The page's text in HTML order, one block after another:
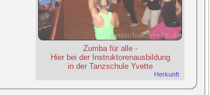
Zumba für alle -
Hier bei der Instruktorenausbildung
in der Tanzschule Yvette
Herkunft